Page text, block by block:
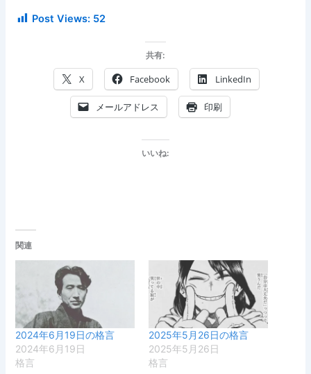
Post Views: 52
共有:
X Facebook LinkedIn
メールアドレス 印刷
いいね:
関連
2024年6月19日の格言
2024年6月19日
格言
2025年5月26日の格言
2025年5月26日
格言